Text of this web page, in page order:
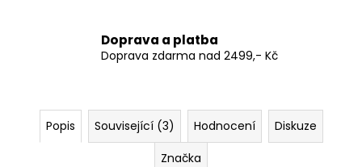
Doprava a platba
Doprava zdarma nad 2499,- Kč
Popis Související (3) Hodnocení
Diskuze
Značka